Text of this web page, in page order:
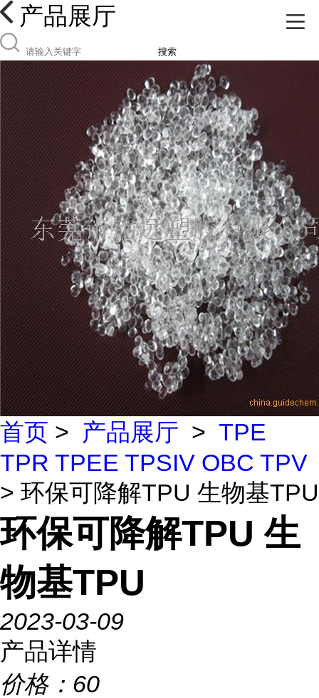
产品展厅
搜索
首页 > 产品展厅 > TPE
TPR TPEE TPSIV OBC TPV
> 环保可降解TPU 生物基TPU
环保可降解TPU 生
物基TPU
2023-03-09
产品详情
价格： 60